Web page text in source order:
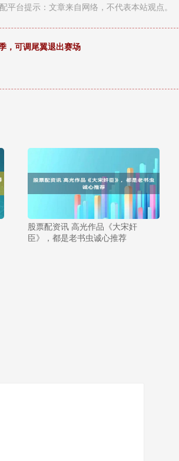
平台提示：文章来自网络，不代表本站观点。
，可调尾翼退出赛场
股票配资讯 高光作品《大宋奸
臣》，都是老书虫诚心推荐